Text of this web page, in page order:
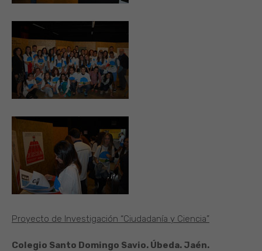
Proyecto de Investigación “Ciudadanía y Ciencia”
Colegio Santo Domingo Savio. Úbeda. Jaén.